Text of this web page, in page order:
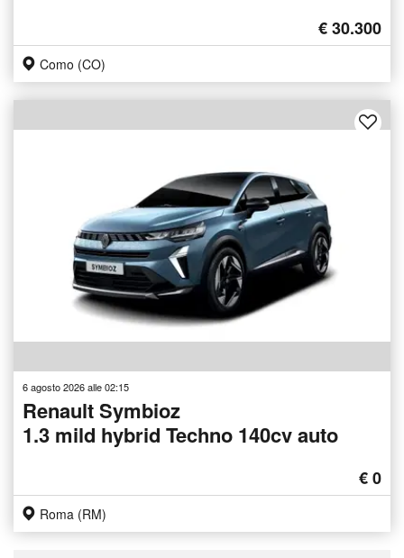
€ 30.300
Como (CO)
6 agosto 2026 alle 02:15
Renault Symbioz
1.3 mild hybrid Techno 140cv auto
€ 0
Roma (RM)